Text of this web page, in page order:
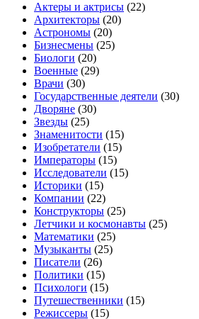
Актеры и актрисы (22)
Архитекторы (20)
Астрономы (20)
Бизнесмены (25)
Биологи (20)
Военные (29)
Врачи (30)
Государственные деятели (30)
Дворяне (30)
Звезды (25)
Знаменитости (15)
Изобретатели (15)
Императоры (15)
Исследователи (15)
Историки (15)
Компании (22)
Конструкторы (25)
Летчики и космонавты (25)
Математики (25)
Музыканты (25)
Писатели (26)
Политики (15)
Психологи (15)
Путешественники (15)
Режиссеры (15)